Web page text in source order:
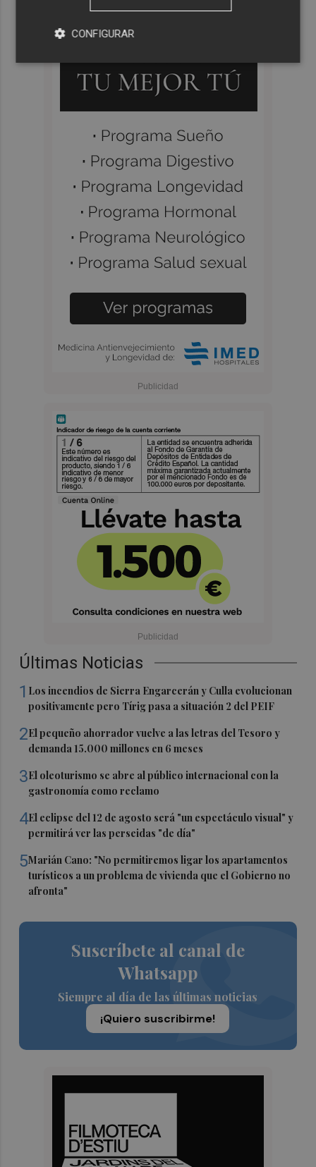
Últimas Noticias
1 Los incendios de Sierra Engarcerán y Culla evolucionan
positivamente pero Tírig pasa a situación 2 del PEIF
2El pequeño ahorrador vuelve a las letras del Tesoro y
demanda 15.000 millones en 6 meses
3El oleoturismo se abre al público internacional con la
gastronomía como reclamo
4El eclipse del 12 de agosto será "un espectáculo visual" y
permitirá ver las perseidas "de día"
5Marián Cano: "No permitiremos ligar los apartamentos
turísticos a un problema de vivienda que el Gobierno no
afronta"
Suscríbete al canal de
Whatsapp
Siempre al día de las últimas noticias
¡Quiero suscribirme!
CONFIGURAR